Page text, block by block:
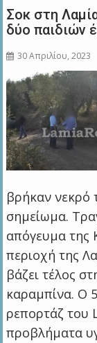
Σοκ στη
δύο παιδιών
30 Απριλίου, 2023
βρήκαν νεκρό
σημείωμα.
απόγευμα της
περιοχή της
βάζει τέλος
καραμπίνα. Ο
ρεπορτάζ του
προβλήματα